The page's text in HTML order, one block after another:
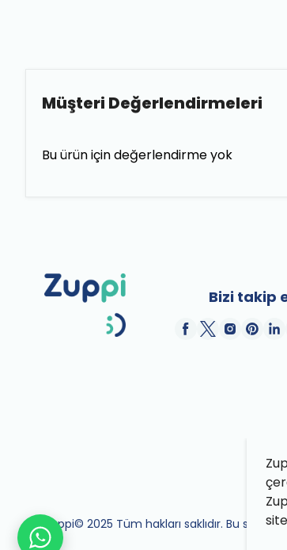
Müşteri Değerlendirmeleri
Bu ürün için değerlendirme yok
Bizi takip
Zuppi© 2025 Tüm hakları saklıdır. Bu site